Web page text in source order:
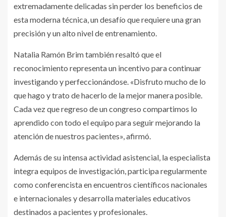
extremadamente delicadas sin perder los beneficios de
esta moderna técnica, un desafío que requiere una gran
precisión y un alto nivel de entrenamiento.
Natalia Ramón Brim también resaltó que el
reconocimiento representa un incentivo para continuar
investigando y perfeccionándose. «Disfruto mucho de lo
que hago y trato de hacerlo de la mejor manera posible.
Cada vez que regreso de un congreso compartimos lo
aprendido con todo el equipo para seguir mejorando la
atención de nuestros pacientes», afirmó.
Además de su intensa actividad asistencial, la especialista
integra equipos de investigación, participa regularmente
como conferencista en encuentros científicos nacionales
e internacionales y desarrolla materiales educativos
destinados a pacientes y profesionales.